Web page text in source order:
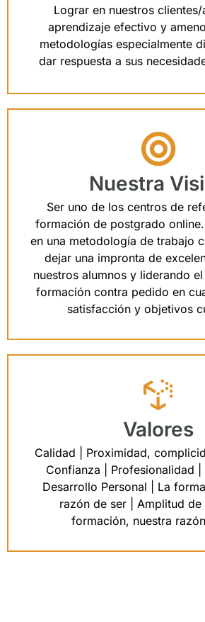
Lograr en nuestros
aprendizaje efectivo y
metodologías especialmente
dar respuesta a sus
Nuestra
Ser uno de los centros de
formación de postgrado
en una metodología de trabajo
dejar una impronta de
nuestros alumnos y liderando
formación contra pedido en
satisfacción y objetivos
Valores
Calidad | Proximidad,
Confianza | Profesionalidad |
Desarrollo Personal | La
razón de ser | Amplitud de
formación, nuestra